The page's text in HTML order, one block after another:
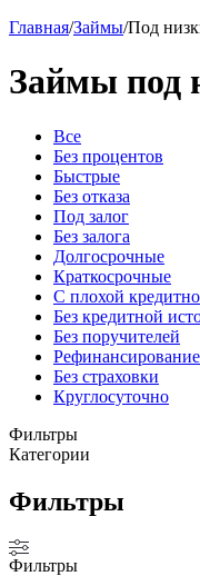
Главная/Займы/Под
Займы под
Все
Без процентов
Быстрые
Без отказа
Под залог
Без залога
Долгосрочные
Краткосрочные
С плохой
Без кредитной
Без поручителей
Рефинансирование
Без страховки
Круглосуточно
Фильтры
Категории
Фильтры
Фильтры